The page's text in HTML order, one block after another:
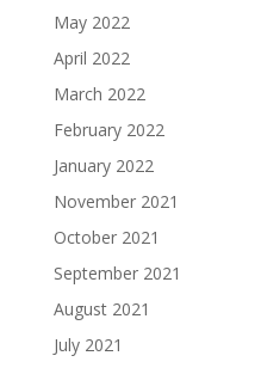
May 2022
April 2022
March 2022
February 2022
January 2022
November 2021
October 2021
September 2021
August 2021
July 2021